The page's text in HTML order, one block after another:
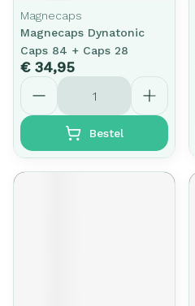
Magnecaps
Magnecaps Dynatonic
Caps 84 + Caps 28
€ 34,95
Aantal
Bestel